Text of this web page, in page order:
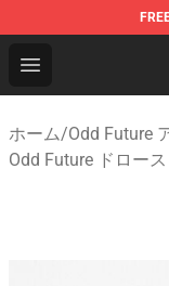
Open menu
Odd Future
ホーム/Odd Future
Odd Future ドロー